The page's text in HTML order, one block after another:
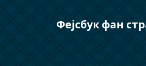
Фејсбук фан